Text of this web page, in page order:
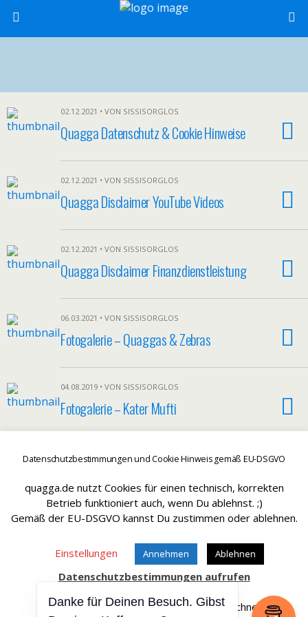
02.12.2021 • VON SISSISORGLOS
Quagga Datenschutz & Cookie Hinweise
02.12.2021 • VON SISSISORGLOS
Quagga Disclaimer YouTube Videos
02.12.2021 • VON SISSISORGLOS
Quagga Disclaimer Finanzdienstleistung
06.03.2021 • VON SISSISORGLOS
Fotogalerie – Quaggas & Zebras
04.08.2019 • VON SISSISORGLOS
Fotogalerie – Kater Mufti
Weitere Artikel Laden…
Hätt aber sein können - SissySorglos ;)
Datenschutzbestimmungen und Cookie Hinweis gemäß EU-DSGVO
quagga.de nutzt Cookies für einen technisch, korrekten
Betrieb funktioniert auch, wenn Du ablehnst. ;)
Gemäß der EU-DSGVO kannst Du zustimmen oder ablehnen.
Einstellungen Annehmen Ablehnen
Datenschutzbestimmungen aufrufen
Affiliate Links sind mit einem * gekennteichnet.
Danke für Deinen Besuch. Gibst